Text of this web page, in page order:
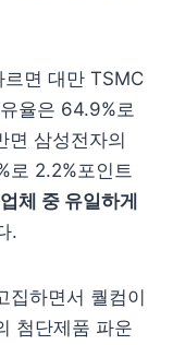
면 대만 TSMC
율은 64.9%로
면 삼성전자의
로 2.2%포인트
체 중 유일하게
.
집하면서 퀄컴이
첨단제품 파운